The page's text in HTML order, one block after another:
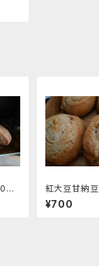
円)
紅大豆甘納豆
¥700